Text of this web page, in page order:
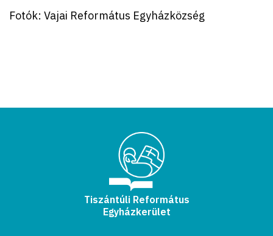
Fotók: Vajai Református Egyházközség
Tiszántúli Református
Egyházkerület